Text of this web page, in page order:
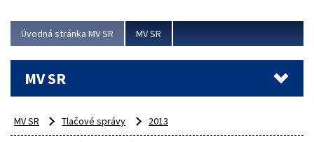
Úvodná stránka MV SR MV SR
MV SR
MV SR Tlačové správy 2013